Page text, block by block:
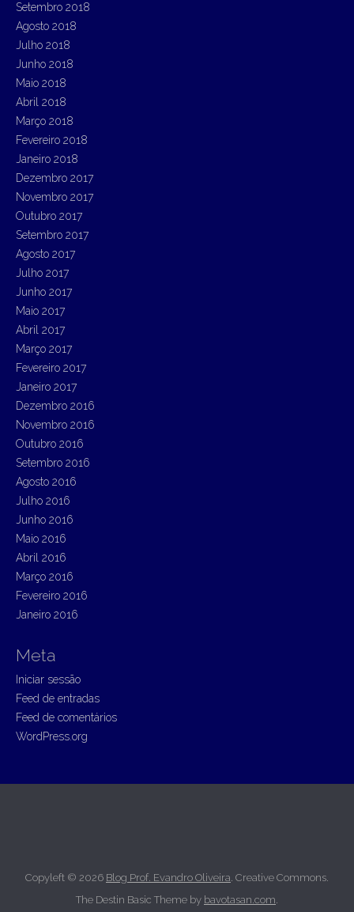
Setembro 2018
Agosto 2018
Julho 2018
Junho 2018
Maio 2018
Abril 2018
Março 2018
Fevereiro 2018
Janeiro 2018
Dezembro 2017
Novembro 2017
Outubro 2017
Setembro 2017
Agosto 2017
Julho 2017
Junho 2017
Maio 2017
Abril 2017
Março 2017
Fevereiro 2017
Janeiro 2017
Dezembro 2016
Novembro 2016
Outubro 2016
Setembro 2016
Agosto 2016
Julho 2016
Junho 2016
Maio 2016
Abril 2016
Março 2016
Fevereiro 2016
Janeiro 2016
Meta
Iniciar sessão
Feed de entradas
Feed de comentários
WordPress.org
Copyleft © 2026 Blog Prof. Evandro Oliveira. Creative Commons.
The Destin Basic Theme by bavotasan.com.